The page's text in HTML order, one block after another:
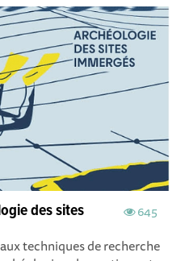
645
des sites
techniques de recherche